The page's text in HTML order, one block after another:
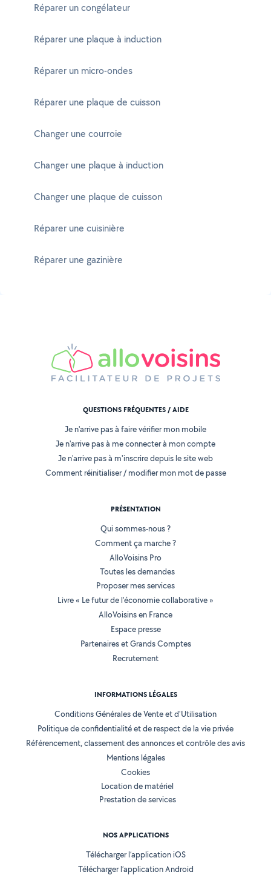
Réparer un congélateur
Réparer une plaque à induction
Réparer un micro-ondes
Réparer une plaque de cuisson
Changer une courroie
Changer une plaque à induction
Changer une plaque de cuisson
Réparer une cuisinière
Réparer une gazinière
QUESTIONS FRÉQUENTES / AIDE
Je n'arrive pas à faire vérifier mon mobile
Je n'arrive pas à me connecter à mon compte
Je n'arrive pas à m'inscrire depuis le site web
Comment réinitialiser / modifier mon mot de passe
PRÉSENTATION
Qui sommes-nous ?
Comment ça marche ?
AlloVoisins Pro
Toutes les demandes
Proposer mes services
Livre « Le futur de l'économie collaborative »
AlloVoisins en France
Espace presse
Partenaires et Grands Comptes
Recrutement
INFORMATIONS LÉGALES
Conditions Générales de Vente et d'Utilisation
Politique de confidentialité et de respect de la vie privée
Référencement, classement des annonces et contrôle des avis
Mentions légales
Cookies
Location de matériel
Prestation de services
NOS APPLICATIONS
Télécharger l’application iOS
Télécharger l’application Android